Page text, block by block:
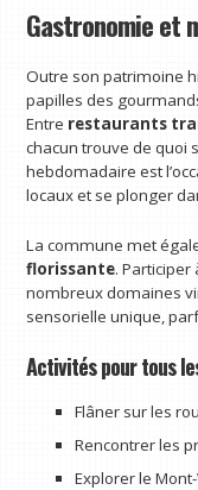
Gastronomie et
Outre son patrimoine
papilles des
Entre restaurants
chacun trouve de quoi
hebdomadaire est
locaux et se plonger
La commune met
florissante. Participer
nombreux domaines
sensorielle unique,
Activités pour tous
Flâner sur les
Rencontrer les
Explorer le